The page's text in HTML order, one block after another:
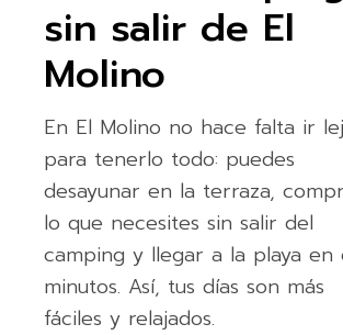
sin salir de El
Molino
En El Molino no hace falta ir
para tenerlo todo: puedes
desayunar en la terraza,
lo que necesites sin salir del
camping y llegar a la playa en
minutos. Así, tus días son más
fáciles y relajados.